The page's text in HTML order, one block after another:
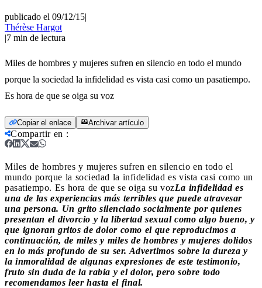
publicado el 09/12/15|
Thérèse Hargot
|7 min de lectura
Miles de hombres y mujeres sufren en silencio en todo el mundo
porque la sociedad la infidelidad es vista casi como un pasatiempo.
Es hora de que se oiga su voz
Copiar el enlace Archivar artículo
Compartir en :
Miles de hombres y mujeres sufren en silencio en todo el
mundo porque la sociedad la infidelidad es vista casi como un
pasatiempo. Es hora de que se oiga su vozLa infidelidad es
una de las experiencias más terribles que puede atravesar
una persona. Un grito silenciado socialmente por quienes
presentan el divorcio y la libertad sexual como algo bueno, y
que ignoran gritos de dolor como el que reproducimos a
continuación, de miles y miles de hombres y mujeres dolidos
en lo más profundo de su ser. Advertimos sobre la dureza y
la inmoralidad de algunas expresiones de este testimonio,
fruto sin duda de la rabia y el dolor, pero sobre todo
recomendamos leer hasta el final.